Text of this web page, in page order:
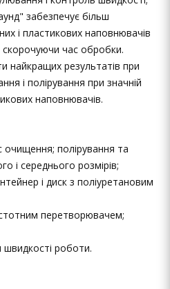
забезпечує більш
і пластикових наповнювачів
скорочуючи час обробки.
найкращих результатів при
і полірування при значній
наповнювачів.
полірування та
і середнього розмірів;
і диск з поліуретановим
перетворювачем;
роботи.